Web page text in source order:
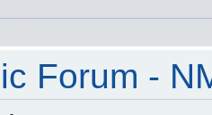
Forum -